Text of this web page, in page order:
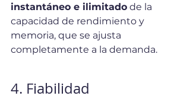
instantáneo e ilimitado de la
capacidad de rendimiento y
memoria, que se ajusta
completamente a la demanda.
4. Fiabilidad